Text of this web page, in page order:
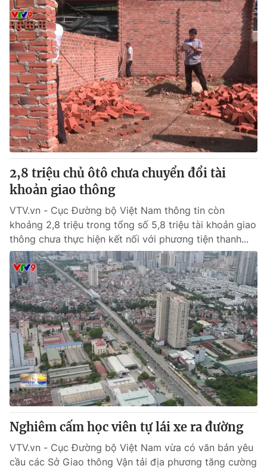
VTV Money VTV Thể thao
VTV Sức khoẻ Bất động sản
Thị trường 24h Tấm lòng Việt
VTV4 Vươn mình bằng AI
VTV9 VTV8
Liên hệ tòa soạn
THỜI BÁO VTV
Theo dõi báo trên
Cơ quan chủ quản:Đài Truyền hình Việt Nam
Cơ quan báo chí:Thời báo VTV
Giấy phép hoạt động báo in và báo điện tử số 483/GP-BTTTT
cấp ngày 29/12/2023
Tổng Biên tập:Vũ Thanh Thủy
Phó Tổng Biên tập:Nguyễn Thị Mỹ Hạnh, Phạm Quốc Thắng,
Nguyễn Trọng Ninh
024.38 355 931 - 024.38 355 932
Ðiện thoại Thời báo VTV: 024.66 897 897
2,8 triệu chủ ôtô chưa chuyển đổi tài
khoản giao thông
VTV.vn - Cục Đường bộ Việt Nam thông tin còn
khoảng 2,8 triệu trong tổng số 5,8 triệu tài khoản giao
thông chưa thực hiện kết nối với phương tiện thanh...
Nghiêm cấm học viên tự lái xe ra đường
VTV.vn - Cục Đường bộ Việt Nam vừa có văn bản yêu
cầu các Sở Giao thông Vận tải địa phương tăng cường